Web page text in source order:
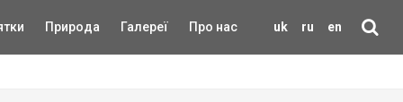
uk ru en
Природа Галереї Про нас